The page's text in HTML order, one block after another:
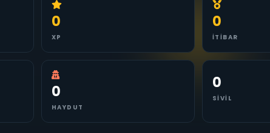
0
XP
0
İTIBAR
0
HAYDUT
0
SIVIL